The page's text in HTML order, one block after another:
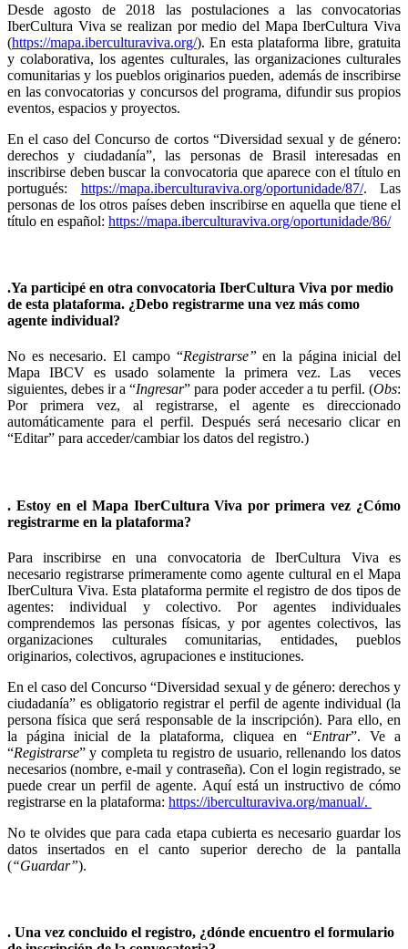
Desde agosto de 2018 las postulaciones a las convocatorias
IberCultura Viva se realizan por medio del Mapa IberCultura Viva
(https://mapa.iberculturaviva.org/). En esta plataforma libre, gratuita
y colaborativa, los agentes culturales, las organizaciones culturales
comunitarias y los pueblos originarios pueden, además de inscribirse
en las convocatorias y concursos del programa, difundir sus propios
eventos, espacios y proyectos.
En el caso del Concurso de cortos “Diversidad sexual y de género:
derechos y ciudadanía”, las personas de Brasil interesadas en
inscribirse deben buscar la convocatoria que aparece con el título en
portugués: https://mapa.iberculturaviva.org/oportunidade/87/. Las
personas de los otros países deben inscribirse en aquella que tiene el
título en español: https://mapa.iberculturaviva.org/oportunidade/86/
.Ya participé en otra convocatoria IberCultura Viva por medio
de esta plataforma. ¿Debo registrarme una vez más como
agente individual?
No es necesario. El campo “Registrarse” en la página inicial del
Mapa IBCV es usado solamente la primera vez. Las veces
siguientes, debes ir a “Ingresar” para poder acceder a tu perfil. (Obs:
Por primera vez, al registrarse, el agente es direccionado
automáticamente para el perfil. Después será necesario clicar en
“Editar” para acceder/cambiar los datos del registro.)
. Estoy en el Mapa IberCultura Viva por primera vez ¿Cómo
registrarme en la plataforma?
Para inscribirse en una convocatoria de IberCultura Viva es
necesario registrarse primeramente como agente cultural en el Mapa
IberCultura Viva. Esta plataforma permite el registro de dos tipos de
agentes: individual y colectivo. Por agentes individuales
comprendemos las personas físicas, y por agentes colectivos, las
organizaciones culturales comunitarias, entidades, pueblos
originarios, colectivos, agrupaciones e instituciones.
En el caso del Concurso “Diversidad sexual y de género: derechos y
ciudadanía” es obligatorio registrar el perfil de agente individual (la
persona física que será responsable de la inscripción). Para ello, en
la página inicial de la plataforma, cliquea en “Entrar”. Ve a
“Registrarse” y completa tu registro de usuario, rellenando los datos
necesarios (nombre, e-mail y contraseña). Con el login registrado, se
puede crear un perfil de agente. Aquí está un instructivo de cómo
registrarse en la plataforma: https://iberculturaviva.org/manual/.
No te olvides que para cada etapa cubierta es necesario guardar los
datos insertados en el canto superior derecho de la pantalla
(“Guardar”).
. Una vez concluido el registro, ¿dónde encuentro el formulario